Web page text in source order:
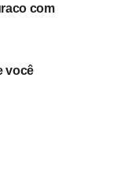
com
você